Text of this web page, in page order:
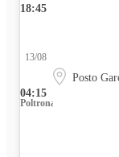
18:45
04:15
13/08
Posto
Poltrona